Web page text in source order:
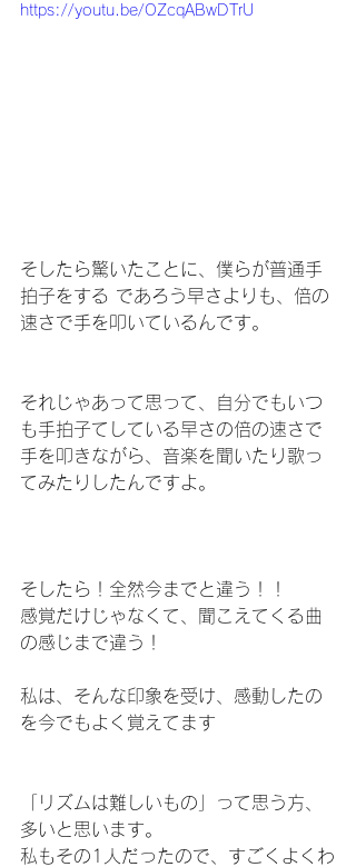
https://youtu.be/OZcqABwDTrU
そしたら驚いたことに、僕らが普通手
拍子をする であろう早さよりも、倍の
速さで手を叩いているんです。
それじゃあって思って、自分でもいつ
も手拍子てしている早さの倍の速さで
手を叩きながら、音楽を聞いたり歌っ
てみたりしたんですよ。
そしたら！全然今までと違う！！
感覚だけじゃなくて、聞こえてくる曲
の感じまで違う！
私は、そんな印象を受け、感動したの
を今でもよく覚えてます
「リズムは難しいもの」って思う方、
多いと思います。
私もその1人だったので、すごくよくわ